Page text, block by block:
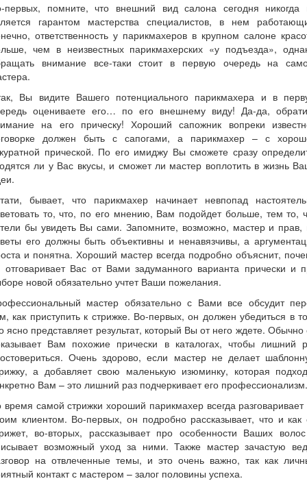
первых, помните, что внешний вид салона сегодня никогда
гарантом мастерства специалистов, в нем
ответственность у парикмахеров в крупном салоне
чем в неизвестных парикмахерских «у подъезда»,
внимание все-таки стоит в первую очередь на
Вы видите Вашего потенциального парикмахера и в
оцениваете его… по его внешнему виду! Да-да,
на его прическу! Хороший сапожник вопреки
должен быть с сапогами, а парикмахер – с
прической. По его имиджу Вы сможете сразу
ли у Вас вкусы, и сможет ли мастер воплотить в жизнь
бывает, что парикмахер начинает невпопад
то, что, по его мнению, Вам подойдет больше, тем то,
бы увидеть Вы сами. Запомните, возможно, мастер и прав,
его должны быть объективны и ненавязчивы, а
и понятна. Хороший мастер всегда подробно объяснит,
отговаривает Вас от Вами задуманного варианта прически и
новой обязательно учтет Ваши пожелания.
мастер обязательно с Вами все обсудит
как приступить к стрижке. Во-первых, он должен убедиться в
ясно представляет результат, который Вы от него ждете. Обычно
Вам похожие прически в каталогах, чтобы лишний
Очень здорово, если мастер не делает
а добавляет свою маленькую изюминку, которая
Вам – это лишний раз подчеркивает его профессионализм.
время самой стрижки хороший парикмахер всегда разговаривает
клиентом. Во-первых, он подробно рассказывает, что и как
во-вторых, рассказывает про особенности Ваших
возможный уход за ними. Также мастер зачастую
на отвлеченные темы, и это очень важно, так как
контакт с мастером – залог половины успеха.